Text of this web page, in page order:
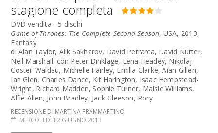
stagione completa
DVD vendita - 5 dischi
Game of Thrones: The Complete Second Season, USA, 2013,
Fantasy
di Alan Taylor, Alik Sakharov, David Petrarca, David Nutter,
Neil Marshall. con Peter Dinklage, Lena Headey, Nikolaj
Coster-Waldau, Michelle Fairley, Emilia Clarke, Aian Gillen,
Ian Glen, Charles Dance, Kit Harington, Isaac Hempstead-
Wright, Richard Madden, Sophie Turner, Maisie Williams,
Alfie Allen, John Bradley, Jack Gleeson, Rory
RECENSIONE DI MARTINA FRAMMARTINO
MERCOLEDÌ 12 GIUGNO 2013